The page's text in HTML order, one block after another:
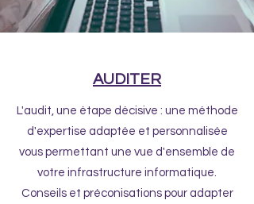
AUDITER
L'audit, une étape décisive : une méthode
d'expertise adaptée et personnalisée
vous permettant une vue d'ensemble de
votre infrastructure informatique.
Conseils et préconisations pour adapter